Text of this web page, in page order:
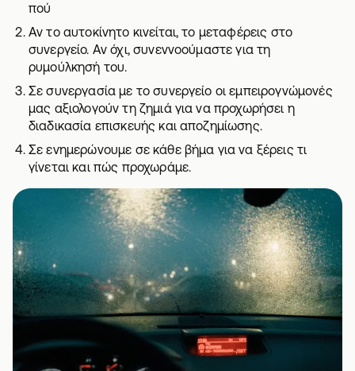
πού
Αν το αυτοκίνητο κινείται, το μεταφέρεις στο
συνεργείο. Αν όχι, συνεννοούμαστε για τη
ρυμούλκησή του.
Σε συνεργασία με το συνεργείο οι εμπειρογνώμονές
μας αξιολογούν τη ζημιά για να προχωρήσει η
διαδικασία επισκευής καιαποζημίωσης.
Σε ενημερώνουμε σε κάθε βήμα για να ξέρεις τι
γίνεται και πώς προχωράμε.